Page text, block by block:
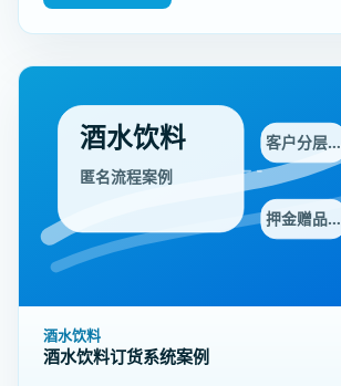
酒水饮料
匿名流程案例
客户分层…
押金赠品…
酒水饮料
酒水饮料订货系统案例